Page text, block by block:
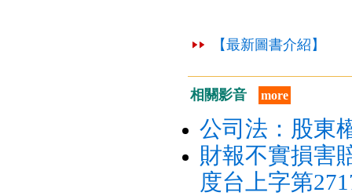
【最新圖書介紹】
相關影音 more
公司法：股東
財報不實損害
度台上字第